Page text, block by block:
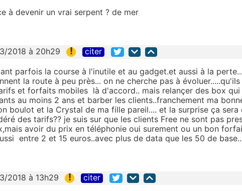
à devenir un vrai serpent ? de mer
2018 à 20h29 ! citer
parfois la course à l'inutile et au gadget.et aussi à la
la route à peu près... on ne cherche pas à
et forfaits mobiles là d'accord.. mais relançer des box
au moins 2 ans et barber les clients..franchement ma
boulot et la Crystal de ma fille pareil.... et la surprise ça sera
des tarifs?? je suis sur que les clients Free ne sont pas
avoir du prix en téléphonie oui surement ou un bon
entre 2 et 15 euros..avec plus de data que les 50 de
2018 à 13h29 ! citer